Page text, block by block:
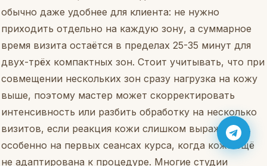
обычно даже удобнее для клиента: не нужно
приходить отдельно на каждую зону, а суммарное
время визита остаётся в пределах 25-35 минут для
двух-трёх компактных зон. Стоит учитывать, что при
совмещении нескольких зон сразу нагрузка на кожу
выше, поэтому мастер может скорректировать
интенсивность или разбить обработку на несколько
визитов, если реакция кожи слишком выраженная,
особенно на первых сеансах курса, когда кожа ещё
не адаптирована к процедуре. Многие студии